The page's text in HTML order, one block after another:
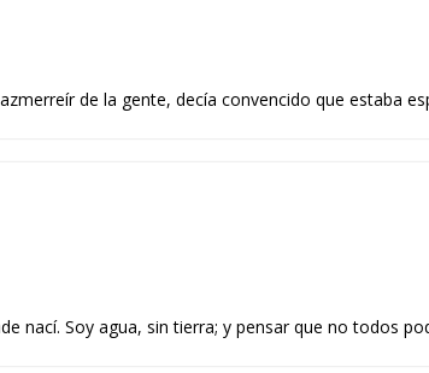
de la gente, decía convencido que estaba
nací. Soy agua, sin tierra; y pensar que no todos